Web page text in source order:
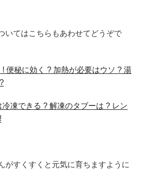
いてはこちらもあわせてどうぞで
便秘に効く ? 加熱が必要はウソ ? 湯
凍できる ? 解凍のタブーは ? レン
がすくすくと元気に育ちますように